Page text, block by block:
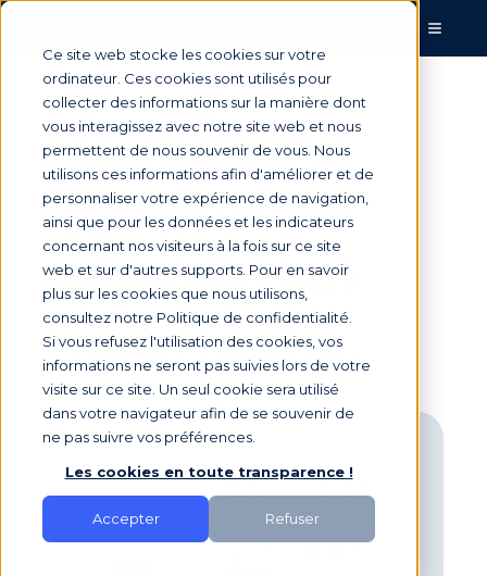
Ce site web stocke les cookies sur votre
ordinateur. Ces cookies sont utilisés pour
collecter des informations sur la manière dont
vous interagissez avec notre site web et nous
permettent de nous souvenir de vous. Nous
utilisons ces informations afin d'améliorer et de
personnaliser votre expérience de navigation,
ainsi que pour les données et les indicateurs
concernant nos visiteurs à la fois sur ce site
web et sur d'autres supports. Pour en savoir
plus sur les cookies que nous utilisons,
consultez notre Politique de confidentialité.
Si vous refusez l'utilisation des cookies, vos
informations ne seront pas suivies lors de votre
visite sur ce site. Un seul cookie sera utilisé
dans votre navigateur afin de se souvenir de
ne pas suivre vos préférences.
Les cookies en toute transparence !
Accepter Refuser
Informatiser son
recouvrement de
créances : un cap
obligatoire pour
réduire son DSO !
Par Armelle Mathieu le 19 févr. 2025, 10:30:00